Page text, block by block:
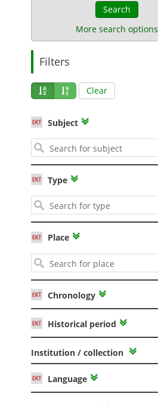
Search
More search options
Filters
Clear
Subject
Type
Place
Chronology
Historical period
Institution / collection
Language